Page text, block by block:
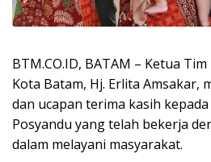
BTM.CO.ID, BATAM – Ketua
Kota Batam, Hj. Erlita Amsakar,
dan ucapan terima kasih
Posyandu yang telah bekerja
dalam melayani masyarakat.